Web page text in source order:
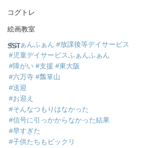
コグトレ
絵画教室
SST
#ふぁんふぁん #放課後等デイサービス
#児童デイサービスふぁんふぁん
#障がい #支援 #東大阪
#六万寺 #瓢箪山
#送迎
#お迎え
#そんなつもりはなかった
#信号に引っかからなかった結果
#早すぎた
#子供たちもビックリ